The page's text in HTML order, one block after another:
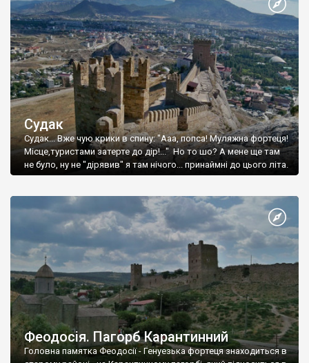
Судак
Судак... Вже чую крики в спину: "Ааа, попса! Муляжна фортеця!
Місце,туристами затерте до дір!..." Но то шо? А мене ще там
не було, ну не "дірявив" я там нічого... принаймні до цього літа.
Феодосія. Пагорб Карантинний
Головна памятка Феодосії - Генуезька фортеця знаходиться в